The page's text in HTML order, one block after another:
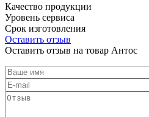
Качество продукции
Уровень сервиса
Срок изготовления
Оставить отзыв
Оставить отзыв на товар Антос